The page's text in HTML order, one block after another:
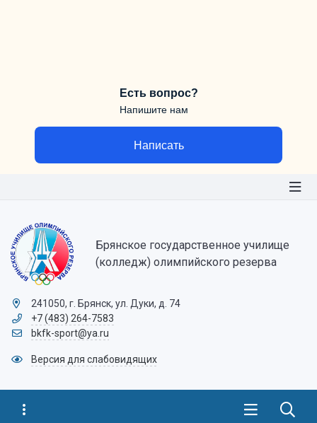
Есть вопрос?
Напишите нам
Написать
Брянское государственное училище
(колледж) олимпийского резерва
241050, г. Брянск, ул. Дуки, д. 74
+7 (483) 264-7583
bkfk-sport@ya.ru
Версия для слабовидящих